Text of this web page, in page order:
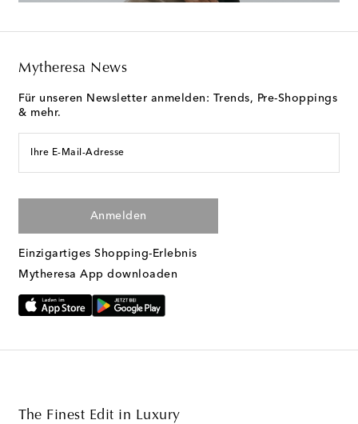
Mytheresa News
Für unseren Newsletter anmelden: Trends, Pre-Shoppings
& mehr.
Ihre E-Mail-Adresse
Anmelden
Einzigartiges Shopping-Erlebnis
Mytheresa App downloaden
The Finest Edit in Luxury